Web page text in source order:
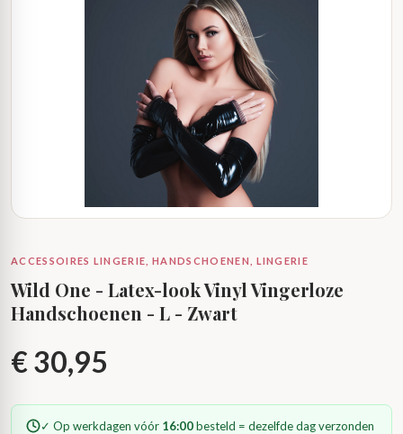
ACCESSOIRES LINGERIE, HANDSCHOENEN, LINGERIE
Wild One - Latex-look Vinyl Vingerloze
Handschoenen - L - Zwart
€30,95
✓ Op werkdagen vóór 16:00besteld = dezelfde dag verzonden